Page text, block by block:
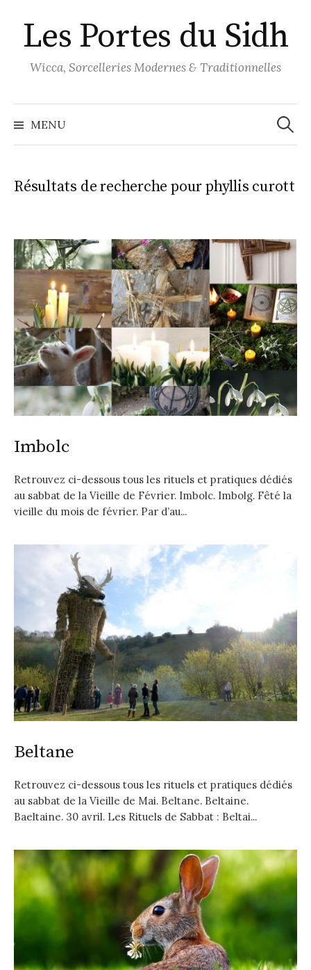
au
contenu
Les Portes du Sidh
Wicca, Sorcelleries Modernes & Traditionnelles
MENU
Résultats de recherche pourphyllis curott
Imbolc
Retrouvez ci-dessous tous les rituels et pratiques dédiés
au sabbat de la Vieille de Février. Imbolc. Imbolg. Fêté la
vieille du mois de février. Par d’au...
Beltane
Retrouvez ci-dessous tous les rituels et pratiques dédiés
au sabbat de la Vieille de Mai. Beltane. Beltaine.
Baeltaine. 30 avril. Les Rituels de Sabbat : Beltai...